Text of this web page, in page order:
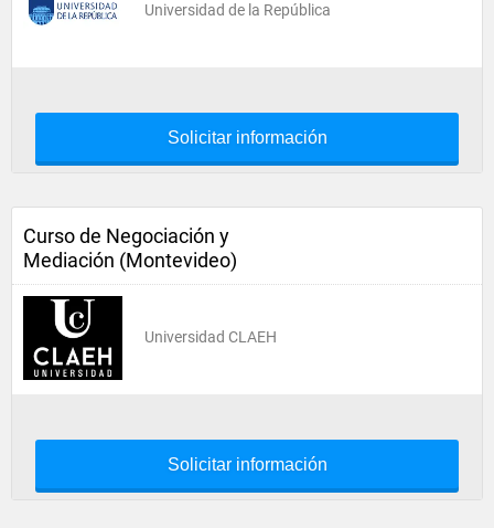
Universidad de la República
Solicitar información
Curso de Negociación y
Mediación (Montevideo)
Universidad CLAEH
Solicitar información